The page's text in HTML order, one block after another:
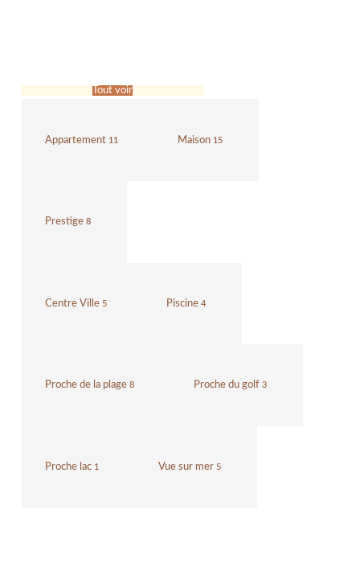
Tout voir
Appartement 11 Maison 15
Prestige8
Centre Ville5 Piscine4
Proche de la plage8 Proche du golf3
Proche lac 1 Vue sur mer5